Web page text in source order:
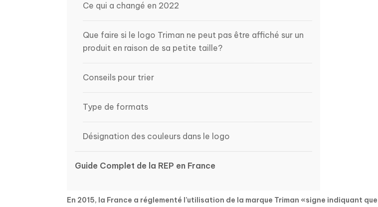
Ce qui a changé en 2022
Que faire si le logo Triman ne peut pas être affiché sur un
produit en raison de sa petite taille?
Conseils pour trier
Type de formats
Désignation des couleurs dans le logo
Guide Complet de la REP en France
En 2015, la France a réglementé l’utilisation de la marque Triman «signe indiquant que